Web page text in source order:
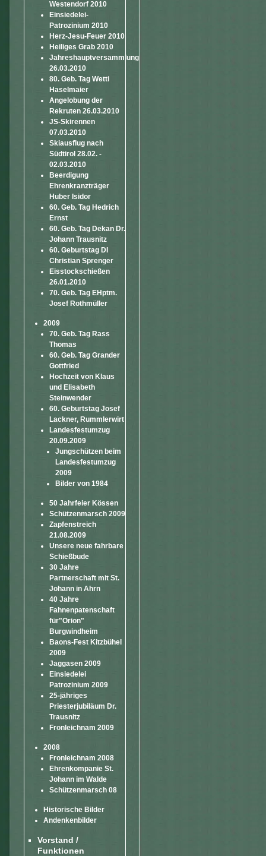
Westendorf 2010
Einsiedelei-
Patrozinium 2010
Herz-Jesu-Feuer 2010
Heiliges Grab 2010
Jahreshauptversammlung
26.03.2010
80. Geb. Tag Wetti
Haselmaier
Angelobung der
Rekruten 26.03.2010
JS-Skirennen
07.03.2010
Skiausflug nach
Südtirol 28.02. -
02.03.2010
Beerdigung
Ehrenkranzträger
Huber Isidor
60. Geb. Tag Hedrich
Ernst
60. Geb. Tag Dekan Dr.
Johann Trausnitz
60. Geburtstag DI
Christian Sprenger
Eisstockschießen
26.01.2010
70. Geb. Tag EHptm.
Josef Rothmüller
2009
70. Geb. Tag Rass
Thomas
60. Geb. Tag Grander
Gottfried
Hochzeit von Klaus
und Elisabeth
Steinwender
60. Geburtstag Josef
Lackner, Rummlerwirt
Landesfestumzug
20.09.2009
Jungschützen beim
Landesfestumzug
2009
Bilder von 1984
50 Jahrfeier Kössen
Schützenmarsch 2009
Zapfenstreich
21.08.2009
Unsere neue fahrbare
Schießbude
30 Jahre
Partnerschaft mit St.
Johann in Ahrn
40 Jahre
Fahnenpatenschaft
für"Orion"
Burgwindheim
Baons-Fest Kitzbühel
2009
Jaggasen 2009
Einsiedelei
Patrozinium 2009
25-jähriges
Priesterjubiläum Dr.
Trausnitz
Fronleichnam 2009
2008
Fronleichnam 2008
Ehrenkompanie St.
Johann im Walde
Schützenmarsch 08
Historische Bilder
Andenkenbilder
Vorstand /
Funktionen